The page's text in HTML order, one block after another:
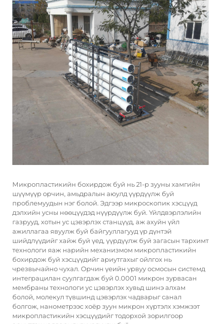
Микропластикийн бохирдож буй нь 21-р зууны хамгийн
шүүмүүр орчин, амьдралын аюулд үүрдүүлж буй
проблемуудын нэг болой. Эдгээр микроскопик хэсцүүд
дэлхийн усны нөөцүүдэд нүүрдүүлж буй. Үйлдвэрлэлийн
газрууд, хотын ус цэвэрлэх станцүүд, аж ахуйн үйл
ажиллагаа явуулж буй байгууллагууд үр дүнтэй
шийдлүүдийг хайж буй үед, үүрдүүлж буй загасын тархимт
технологи яаж нарийн механизмом микропластикийн
бохирдож буй хэсцүүдийг ариутгахыг ойлгох нь
чрезвычайно чухал. Орчин үеийн урвуу осмосын системд
интеграцилан суулгагдаж буй 0.0001 микрон зурвасан
мембраны технологи ус цэвэрлэх хувьд шинэ алхам
болой, молекул түвшинд цэвэрлэх чадварыг санал
болгож, нанометрээс хоёр зуун микрон хүртэлх хэмжээт
микропластикийн хэсцүүдийг тодорхой зорилгоор